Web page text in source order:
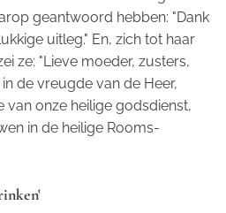
geantwoord hebben: "Dank
uitleg." En, zich tot haar
ze: "Lieve moeder, zusters,
de vreugde van de Heer,
onze heilige godsdienst,
in de heilige Rooms-